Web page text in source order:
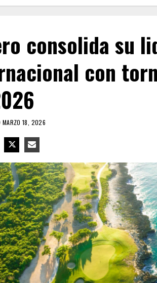
consolida su
con
MARZO 18, 2026